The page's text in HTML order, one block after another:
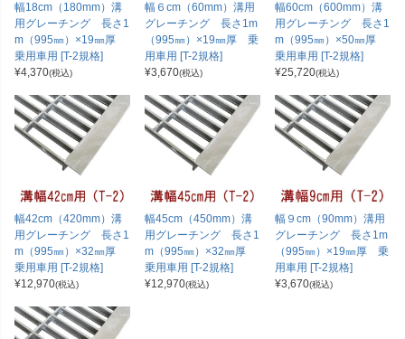
幅18cm（180mm）溝
用グレーチング 長さ1
m（995㎜）×19㎜厚
乗用車用 [T-2規格]
¥4,370(税込)
幅６cm（60mm）溝用
グレーチング 長さ1m
（995㎜）×19㎜厚 乗
用車用 [T-2規格]
¥3,670(税込)
幅60cm（600mm）溝
用グレーチング 長さ1
m（995㎜）×50㎜厚
乗用車用 [T-2規格]
¥25,720(税込)
幅42cm（420mm）溝
用グレーチング 長さ1
m（995㎜）×32㎜厚
乗用車用 [T-2規格]
¥12,970(税込)
幅45cm（450mm）溝
用グレーチング 長さ1
m（995㎜）×32㎜厚
乗用車用 [T-2規格]
¥12,970(税込)
幅９cm（90mm）溝用
グレーチング 長さ1m
（995㎜）×19㎜厚 乗
用車用 [T-2規格]
¥3,670(税込)